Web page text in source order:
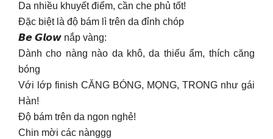
Da nhiều khuyết điểm, cần che phủ tốt!
Đặc biệt là độ bám lì trên da đỉnh chóp
𝘽𝙚 𝙂𝙡𝙤𝙬 nắp vàng:
Dành cho nàng nào da khô, da thiếu ẩm, thích căng
bóng
Với lớp finish CĂNG BÓNG, MỌNG, TRONG như gái
Hàn!
Độ bám trên da ngon nghẻ!
Chin mời các nànggg